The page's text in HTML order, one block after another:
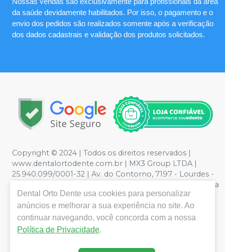
Nossas vendas são exclusivamente para profissionais da área
da saúde devidamente habilitados. Por isso, o pagamento e o
envio dos pedidos são realizados somente após a verificação
dos dados cadastrais e validação dos produtos solicitados.
Copyright © 2024 | Todos os direitos reservados |
www.dentalortodente.com.br | MX3 Group LTDA |
25.940.099/0001-32 | Av. do Contorno, 7197 - Lourdes -
Belo Horizonte, MG | Política de Privacidade e Segurança
- Fotos meramente ilustrativas - Os preços e condições
da loja virtual estão sujeitos a alterações. Em caso de
divergência de preços no site, o valor válido é o do
Carrinho de Compra. Não vendemos por atacado, por
de grandes volumes pelo site.
Dental Orto Dente usa cookies para personalizar
anúncios e melhorar a sua experiência no site. Ao
continuar navegando, você concorda com a nossa
Política de Privacidade.